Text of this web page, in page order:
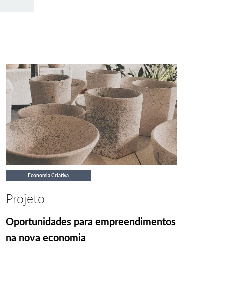
Economia Criativa
Projeto
Oportunidades para empreendimentos
na nova economia